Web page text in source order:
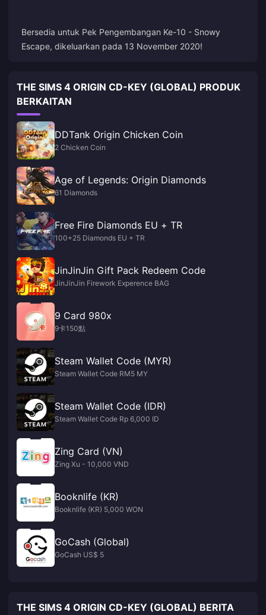
Bersedia untuk Pek Pengembangan Ke-10 - Snowy
Escape, dikeluarkan pada 13 November 2020!
THE SIMS 4 ORIGIN CD-KEY (GLOBAL) PRODUK
BERKAITAN
DDTank Origin Chicken Coin
2 Chicken Coin
Age of Legends: Origin Diamonds
61 Diamonds
Free Fire Diamonds EU + TR
100+25 Diamonds EU + TR
JinJinJin Gift Pack Redeem Code
JinJinJin Firework Experence BAG
9 Card 980x
9卡150點
Steam Wallet Code (MYR)
Steam Wallet Code RM5 MY
Steam Wallet Code (IDR)
Steam Wallet Code Rp 6,000 ID
Zing Card (VN)
Zing Xu - 10,000 VND
Booknlife (KR)
Booknlife (KR) 5,000 WON
GoCash (Global)
GoCash US$ 5
THE SIMS 4 ORIGIN CD-KEY (GLOBAL) BERITA